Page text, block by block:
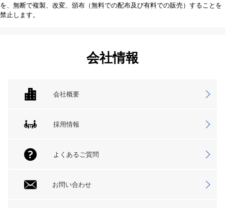
を、無断で複製、改変、頒布（無料での配布及び有料での販売）することを
禁止します。
会社情報
会社概要
採用情報
よくあるご質問
お問い合わせ